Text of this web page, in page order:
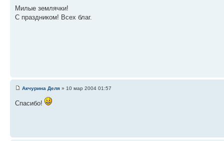
Милые землячки!
С праздником! Всех благ.
Акчурина Деля » 10 мар 2004 01:57
Спасибо!